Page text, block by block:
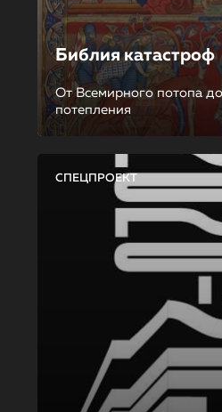
Библия катастроф
От Всемирного потопа
потепления
СПЕЦПРОЕКТ